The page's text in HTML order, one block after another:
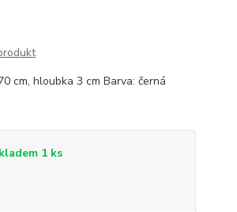
cm, hloubka 3 cm Barva: černá
1 ks